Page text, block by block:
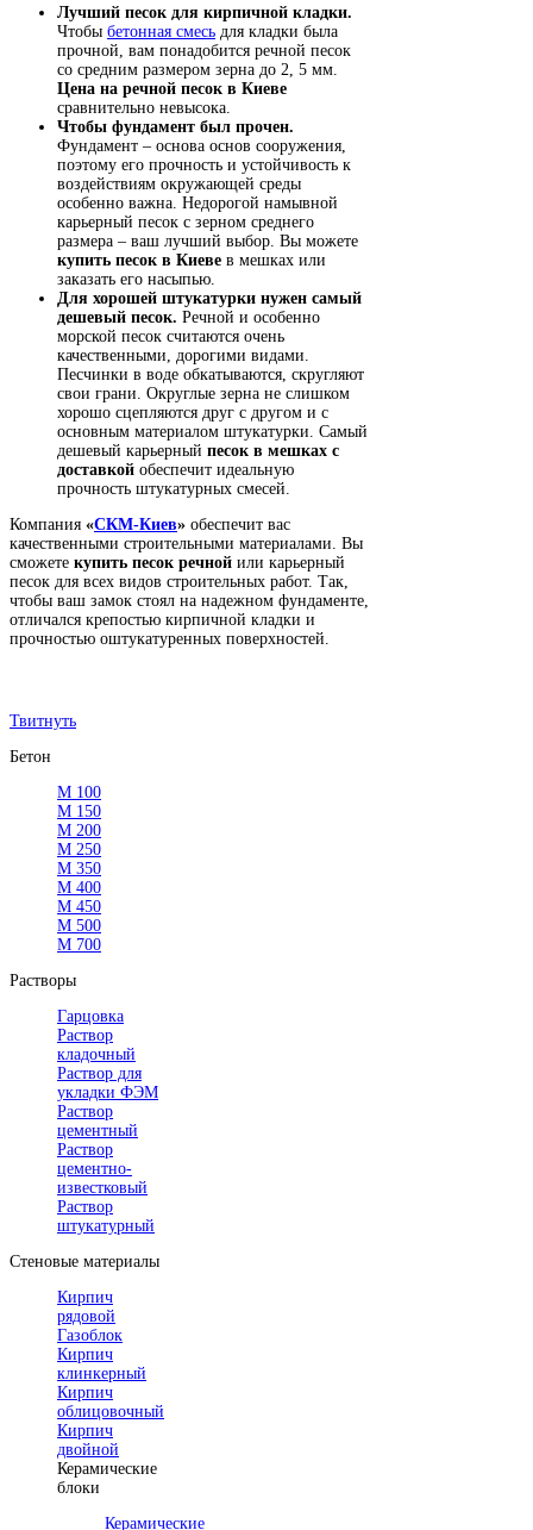
Лучший песок для кирпичной кладки.
Чтобы бетонная смесь для кладки была
прочной, вам понадобится речной песок
со средним размером зерна до 2, 5 мм.
Цена на речной песок в Киеве
сравнительно невысока.
Чтобы фундамент был прочен.
Фундамент – основа основ сооружения,
поэтому его прочность и устойчивость к
воздействиям окружающей среды
особенно важна. Недорогой намывной
карьерный песок с зерном среднего
размера – ваш лучший выбор. Вы можете
купить песок в Киеве в мешках или
заказать его насыпью.
Для хорошей штукатурки нужен самый
дешевый песок. Речной и особенно
морской песок считаются очень
качественными, дорогими видами.
Песчинки в воде обкатываются, скругляют
свои грани. Округлые зерна не слишком
хорошо сцепляются друг с другом и с
основным материалом штукатурки. Самый
дешевый карьерный песок в мешках с
доставкой обеспечит идеальную
прочность штукатурных смесей.
Компания «СКМ-Киев» обеспечит вас
качественными строительными материалами. Вы
сможете купить песок речной или карьерный
песок для всех видов строительных работ. Так,
чтобы ваш замок стоял на надежном фундаменте,
отличался крепостью кирпичной кладки и
прочностью оштукатуренных поверхностей.
Твитнуть
Бетон
М 100
М 150
М 200
М 250
М 350
М 400
М 450
М 500
М 700
Растворы
Гарцовка
Раствор
кладочный
Раствор для
укладки ФЭМ
Раствор
цементный
Раствор
цементно-
известковый
Раствор
штукатурный
Стеновые материалы
Кирпич
рядовой
Газоблок
Кирпич
клинкерный
Кирпич
облицовочный
Кирпич
двойной
Керамические
блоки
Керамические